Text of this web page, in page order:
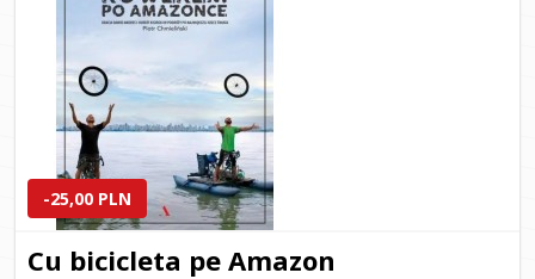
-25,00 PLN
Cu bicicleta pe Amazon